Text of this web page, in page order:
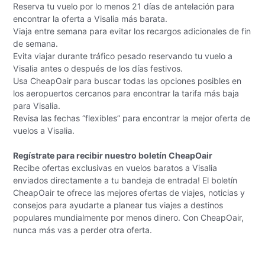
Reserva tu vuelo por lo menos 21 días de antelación para
encontrar la oferta a Visalia más barata.
Viaja entre semana para evitar los recargos adicionales de fin
de semana.
Evita viajar durante tráfico pesado reservando tu vuelo a
Visalia antes o después de los días festivos.
Usa CheapOair para buscar todas las opciones posibles en
los aeropuertos cercanos para encontrar la tarifa más baja
para Visalia.
Revisa las fechas “flexibles” para encontrar la mejor oferta de
vuelos a Visalia.
Regístrate para recibir nuestro boletín CheapOair
Recibe ofertas exclusivas en vuelos baratos a Visalia
enviados directamente a tu bandeja de entrada! El boletín
CheapOair te ofrece las mejores ofertas de viajes, noticias y
consejos para ayudarte a planear tus viajes a destinos
populares mundialmente por menos dinero. Con CheapOair,
nunca más vas a perder otra oferta.